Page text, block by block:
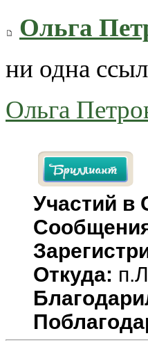
Ольга
ни одна
Ольга
Участий в
Откуда: